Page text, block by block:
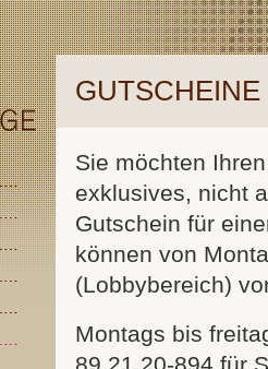
GUTSCHEINE
Sie möchten
exklusives, nicht
Gutschein für
können von
(Lobbybereich)
Montags bis